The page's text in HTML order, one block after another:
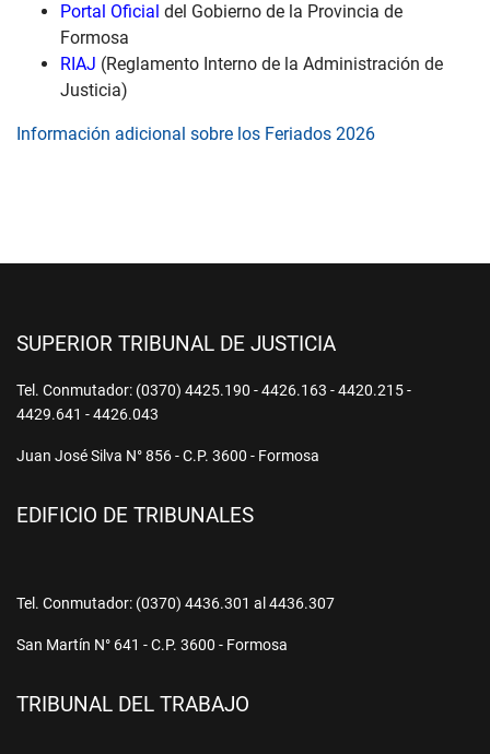
Portal Oficial del Gobierno de la Provincia de
Formosa
RIAJ (Reglamento Interno de la Administración de
Justicia)
Información adicional sobre los Feriados 2026
SUPERIOR TRIBUNAL DE JUSTICIA
Tel. Conmutador: (0370) 4425.190 - 4426.163 - 4420.215 -
4429.641 - 4426.043
Juan José Silva N° 856 - C.P. 3600 - Formosa
EDIFICIO DE TRIBUNALES
Tel. Conmutador: (0370) 4436.301 al 4436.307
San Martín N° 641 - C.P. 3600 - Formosa
TRIBUNAL DEL TRABAJO